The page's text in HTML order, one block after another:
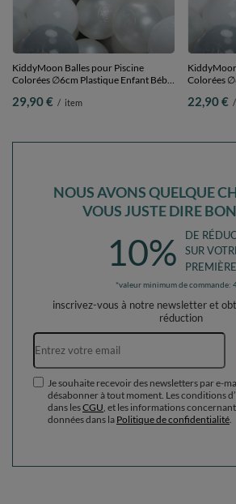
KiddyMoon Balles pour Piscine
Colorées ∅6cm Plastique Enfant Bébé
Balles/6cm
29,90 € / item
Colorées
Balles/6cm
22,90 € /
NOUS AVONS QUELQUE
VOUS JUSTE DIRE
10%
DE
SUR
*valeur minimum de commande:
inscrivez-vous à notre newsletter et
réduction
Adresse e-
Je souhaite recevoir des newsletters par e-
désabonner à tout moment. Les conditions
dans lesCGU , et les informations
données dans la Politique de confidentialité